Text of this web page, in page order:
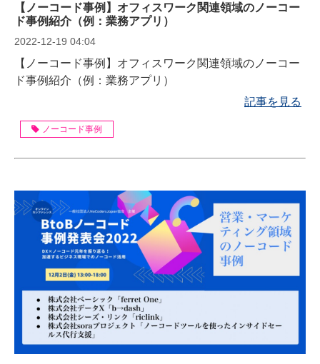
【ノーコード事例】オフィスワーク関連領域のノーコー
ド事例紹介（例：業務アプリ）
2022-12-19 04:04
【ノーコード事例】オフィスワーク関連領域のノーコー
ド事例紹介（例：業務アプリ）
記事を見る
ノーコード事例